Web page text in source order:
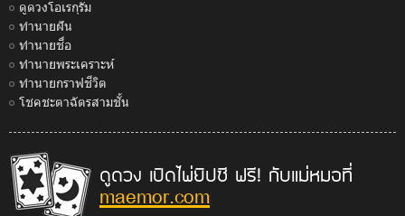
ดูดวงโอเรกุรัม
ทำนายฝัน
ทำนายชื่อ
ทำนายพระเคราะห์
ทำนายกราฟชีวิต
โชคชะตาฉัตรสามชั้น
ดูดวง เปิดไพ่ยิปซี ฟรี! กับแม่หมอที่
maemor.com